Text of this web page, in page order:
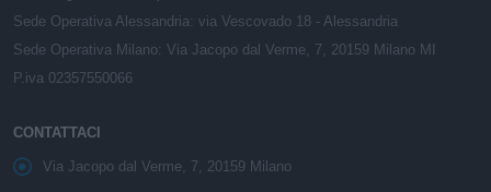
Sede Operativa Alessandria: via Vescovado 18 - Alessandria
Sede Operativa Milano: Via Jacopo dal Verme, 7, 20159 Milano MI
P.iva 02357550066
CONTATTACI
Via Jacopo dal Verme, 7, 20159 Milano